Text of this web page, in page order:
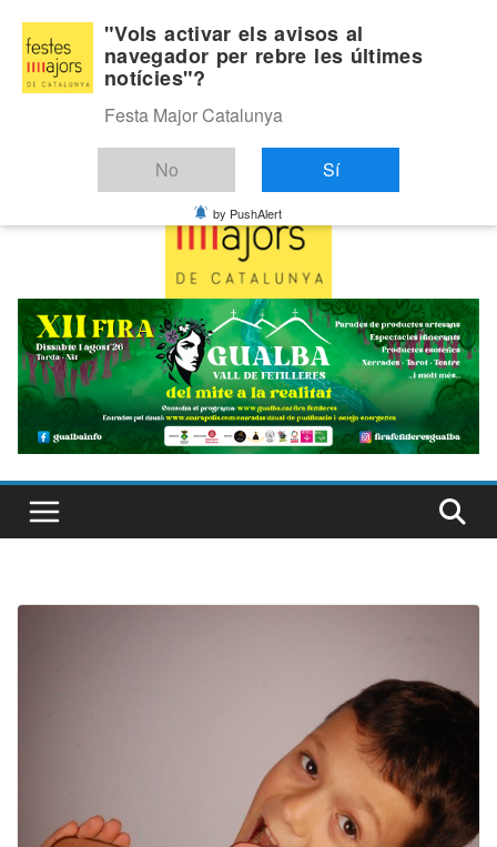
content
Dilluns, agost 10, 2026
Última:
"Vols activar els avisos al
navegador per rebre les últimes
notícies"?
Festa Major Catalunya
No Sí
by PushAlert